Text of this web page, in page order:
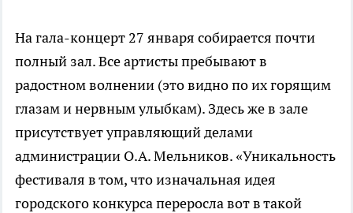
На гала-концерт 27 января собирается почти
полный зал. Все артисты пребывают в
радостном волнении (это видно по их горящим
глазам и нервным улыбкам). Здесь же в зале
присутствует управляющий делами
администрации О.А. Мельников. «Уникальность
фестиваля в том, что изначальная идея
городского конкурса переросла вот в такой